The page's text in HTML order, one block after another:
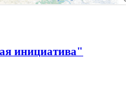
инициатива"